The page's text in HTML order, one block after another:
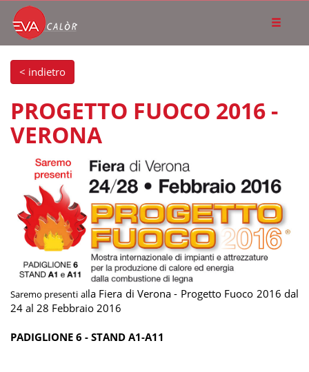
< indietro
PROGETTO FUOCO 2016 -
VERONA
Saremo presenti alla Fiera di Verona - Progetto Fuoco 2016 dal
24 al 28 Febbraio 2016
PADIGLIONE 6 - STAND A1-A11